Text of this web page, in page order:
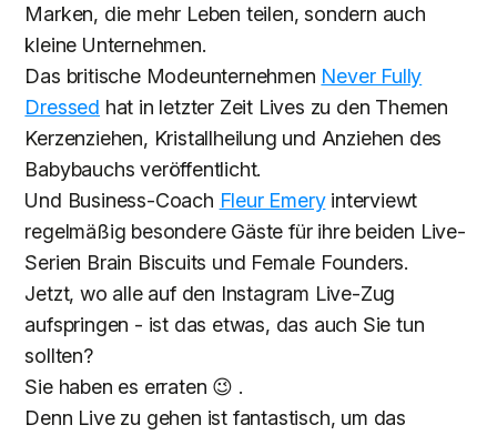
Marken, die mehr Leben teilen, sondern auch
kleine Unternehmen.
Das britische Modeunternehmen Never Fully
Dressed hat in letzter Zeit Lives zu den Themen
Kerzenziehen, Kristallheilung und Anziehen des
Babybauchs veröffentlicht.
Und Business-Coach Fleur Emeryinterviewt
regelmäßig besondere Gäste für ihre beiden Live-
Serien Brain Biscuits und Female Founders.
Jetzt, wo alle auf den Instagram Live-Zug
aufspringen - ist das etwas, das auch Sie tun
sollten?
Sie haben es erraten 😉 .
Denn Live zu gehen ist fantastisch, um das